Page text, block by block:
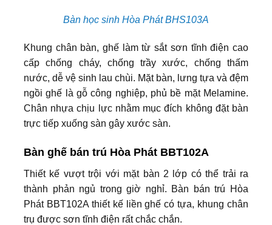
Bàn học sinh Hòa Phát BHS103A
Khung chân bàn, ghế làm từ sắt sơn tĩnh điện cao
cấp chống cháy, chống trầy xước, chống thấm
nước, dễ vệ sinh lau chùi. Mặt bàn, lưng tựa và đệm
ngồi ghế là gỗ công nghiệp, phủ bề mặt Melamine.
Chân nhựa chịu lực nhằm mục đích không đặt bàn
trực tiếp xuống sàn gây xước sàn.
Bàn ghế bán trú Hòa Phát BBT102A
Thiết kế vượt trội với mặt bàn 2 lớp có thể trải ra
thành phản ngủ trong giờ nghỉ. Bàn bán trú Hòa
Phát BBT102A thiết kế liền ghế có tựa, khung chân
trụ được sơn tĩnh điện rất chắc chắn.